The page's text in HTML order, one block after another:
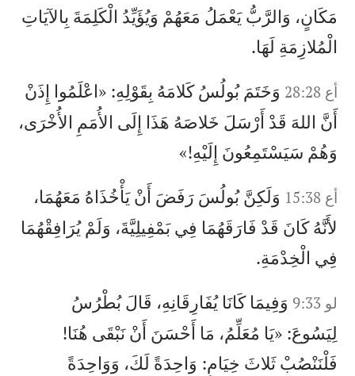
مَكَانٍ، وَالرَّبُّ يَعْمَلُ مَعَهُمْ وَيُؤَيِّدُ الْكَلِمَةَ بِالآيَاتِ
الْمُلازِمَةِ لَهَا.
أع 28:28
وَخَتَمَ بُولُسُ كَلامَهُ بِقَوْلِهِ: «اعْلَمُوا إِذَنْ
أَنَّ اللهَ قَدْ أَرْسَلَ خَلاصَهُ هَذَا إِلَى الأُمَمِ الأُخْرَى،
وَهُمْ سَيَسْتَمِعُونَ إِلَيْهِ!»
أع 15:38
وَلَكِنَّ بُولُسَ رَفَضَ أَنْ يَأْخُذَاهُ مَعَهُمَا،
لأَنَّهُ كَانَ قَدْ فَارَقَهُمَا فِي بَمْفِيلِيَّةَ، وَلَمْ يُرَافِقْهُمَا
فِي الْخِدْمَةِ.
لو 9:33
وَفِيمَا كَانَا يُفَارِقَانِهِ، قَالَ بُطْرُسُ
لِيَسُوعَ: «يَا مُعَلِّمُ، مَا أَحْسَنَ أَنْ نَبْقَى هُنَا!
فَلْنَنْصُبْ ثَلاثَ خِيَامٍ: وَاحِدَةً لَكَ، وَوَاحِدَةً